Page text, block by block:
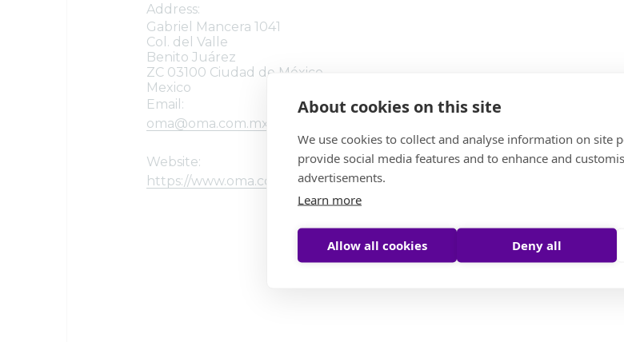
About cookies on this site
We use cookies to collect and analyse information on site
provide social media features and to enhance and
advertisements.
Learn more
Allow all cookies Deny all
Address:
Gabriel Mancera 1041
Col. del Valle
Benito Juárez
ZC 03100 Ciudad de México,
Mexico
Email:
oma@oma.com.mx
Website:
https://www.oma.com.mx